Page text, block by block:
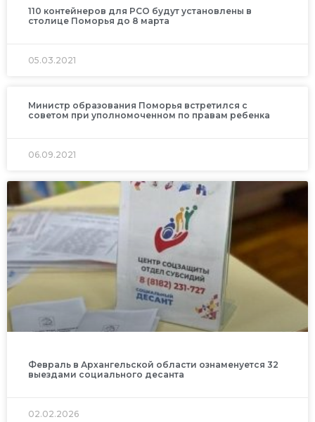
110 контейнеров для РСО будут установлены в
столице Поморья до 8 марта
05.03.2021
Министр образования Поморья встретился с
советом при уполномоченном по правам ребенка
06.09.2021
Февраль в Архангельской области ознаменуется 32
выездами социального десанта
02.02.2026